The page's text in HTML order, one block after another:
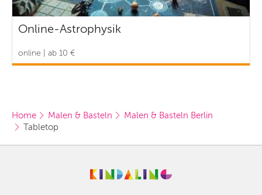
Online-Astrophysik
online | ab 10 €
Home Malen & Basteln
Malen & Basteln Berlin
Tabletop